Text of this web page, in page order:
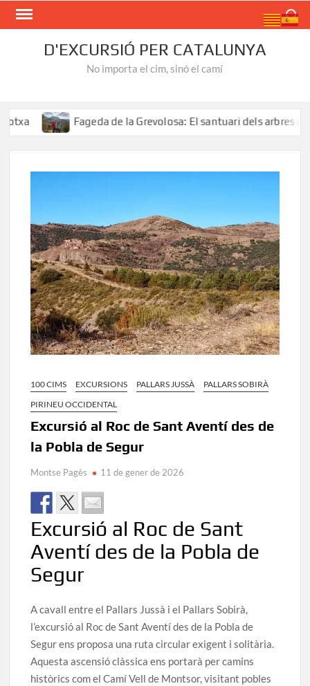
Skip
D'EXCURSIÓ PER CATALUNYA
No importa el cim, sinó el camí
Fageda de la Grevolosa: El santuari dels arbres
100 CIMS EXCURSIONS PALLARS JUSSÀ
PALLARS SOBIRÀ
PIRINEU OCCIDENTAL
Excursió al Roc de Sant Aventí des de
la Pobla de Segur
Montse Pagès 11 de gener de 2026
Excursió al Roc de Sant
Aventí des de la Pobla de
Segur
A cavall entre el Pallars Jussà i el Pallars Sobirà,
l’excursió al Roc de Sant Aventí des de la Pobla de
Segur ens proposa una ruta circular exigent i solitària.
Aquesta ascensió clàssica ens portarà per camins
històrics com el Camí Vell de Montsor, visitant pobles